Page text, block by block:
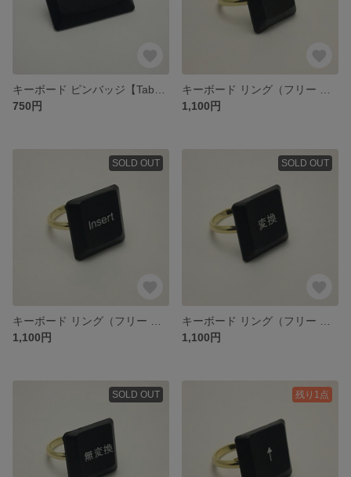
750円
1,100円
SOLD OUT
1,100円
SOLD OUT
1,100円
SOLD OUT 残り1点